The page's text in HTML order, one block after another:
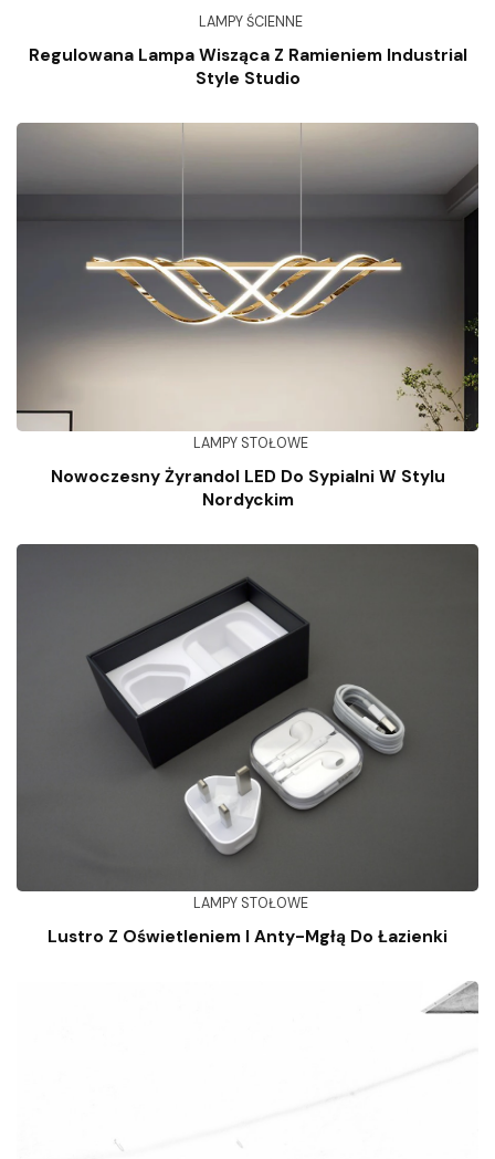
LAMPY ŚCIENNE
Regulowana Lampa Wisząca Z Ramieniem Industrial
Style Studio
LAMPY STOŁOWE
Nowoczesny Żyrandol LED Do Sypialni W Stylu
Nordyckim
LAMPY STOŁOWE
Lustro Z Oświetleniem I Anty-Mgłą Do Łazienki